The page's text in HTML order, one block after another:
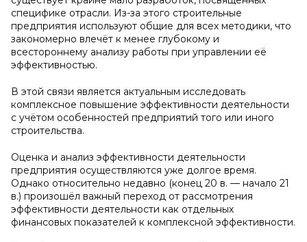
специфике отрасли. Из-за этого строительные
предприятия используют общие для всех методики, что
закономерно влечёт к менее глубокому и
всестороннему анализу работы при управлении её
эффективностью.
В этой связи является актуальным исследовать
комплексное повышение эффективности деятельности
с учётом особенностей предприятий того или иного
строительства.
Оценка и анализ эффективности деятельности
предприятия осуществляются уже долгое время.
Однако относительно недавно (конец 20 в. — начало 21
в.) произошёл важный переход от рассмотрения
эффективности деятельности как отдельных
финансовых показателей к комплексной эффективности.